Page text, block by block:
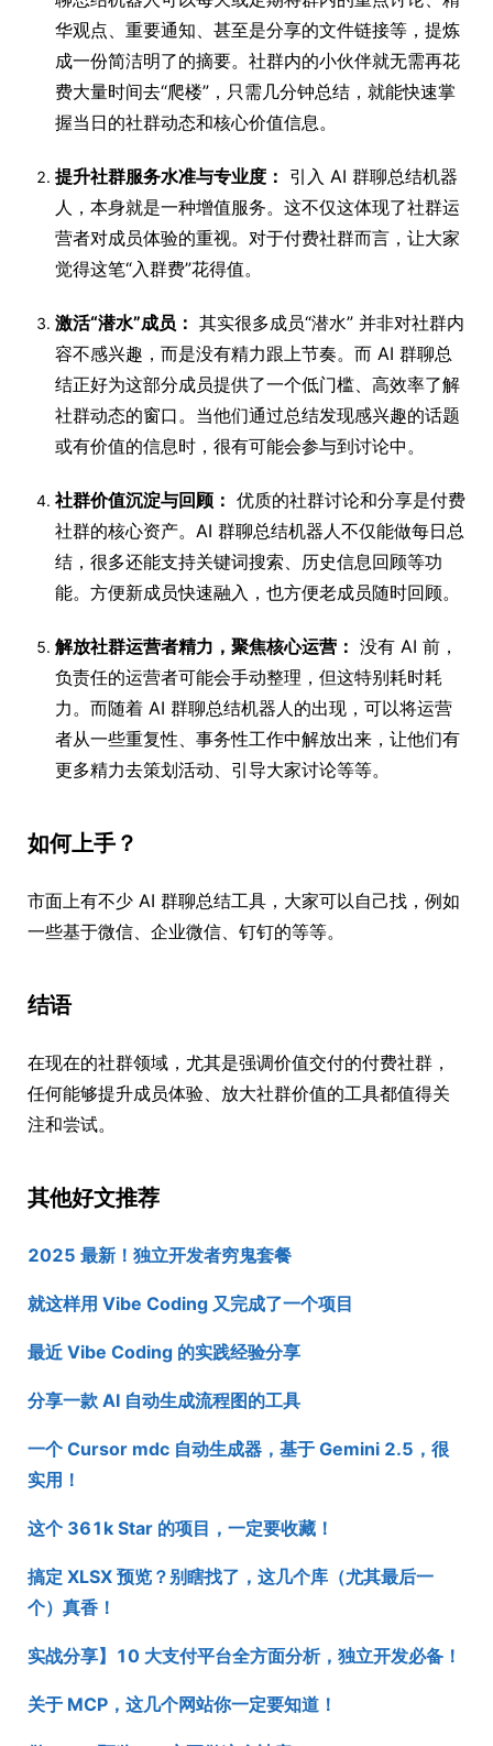
华观点、重要通知、甚至是分享的文件链接等，提炼
成一份简洁明了的摘要。社群内的小伙伴就无需再花
费大量时间去“爬楼”，只需几分钟总结，就能快速掌
握当日的社群动态和核心价值信息。
提升社群服务水准与专业度： 引入 AI 群聊总结机器
人，本身就是一种增值服务。这不仅这体现了社群运
营者对成员体验的重视。对于付费社群而言，让大家
觉得这笔“入群费”花得值。
激活“潜水”成员： 其实很多成员“潜水” 并非对社群内
容不感兴趣，而是没有精力跟上节奏。而 AI 群聊总
结正好为这部分成员提供了一个低门槛、高效率了解
社群动态的窗口。当他们通过总结发现感兴趣的话题
或有价值的信息时，很有可能会参与到讨论中。
社群价值沉淀与回顾： 优质的社群讨论和分享是付费
社群的核心资产。AI 群聊总结机器人不仅能做每日总
结，很多还能支持关键词搜索、历史信息回顾等功
能。方便新成员快速融入，也方便老成员随时回顾。
解放社群运营者精力，聚焦核心运营： 没有 AI 前，
负责任的运营者可能会手动整理，但这特别耗时耗
力。而随着 AI 群聊总结机器人的出现，可以将运营
者从一些重复性、事务性工作中解放出来，让他们有
更多精力去策划活动、引导大家讨论等等。
如何上手？
市面上有不少 AI 群聊总结工具，大家可以自己找，例如
一些基于微信、企业微信、钉钉的等等。
结语
在现在的社群领域，尤其是强调价值交付的付费社群，
任何能够提升成员体验、放大社群价值的工具都值得关
注和尝试。
其他好文推荐
2025 最新！独立开发者穷鬼套餐
就这样用 Vibe Coding 又完成了一个项目
最近 Vibe Coding 的实践经验分享
分享一款 AI 自动生成流程图的工具
一个 Cursor mdc 自动生成器，基于 Gemini 2.5，很
实用！
这个 361k Star 的项目，一定要收藏！
搞定 XLSX 预览？别瞎找了，这几个库（尤其最后一
个）真香！
实战分享】10 大支付平台全方面分析，独立开发必备！
关于 MCP，这几个网站你一定要知道！